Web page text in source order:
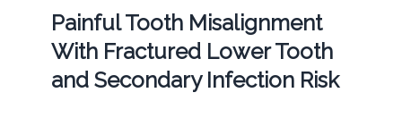
Painful Tooth Misalignment
With Fractured Lower Tooth
and Secondary Infection Risk